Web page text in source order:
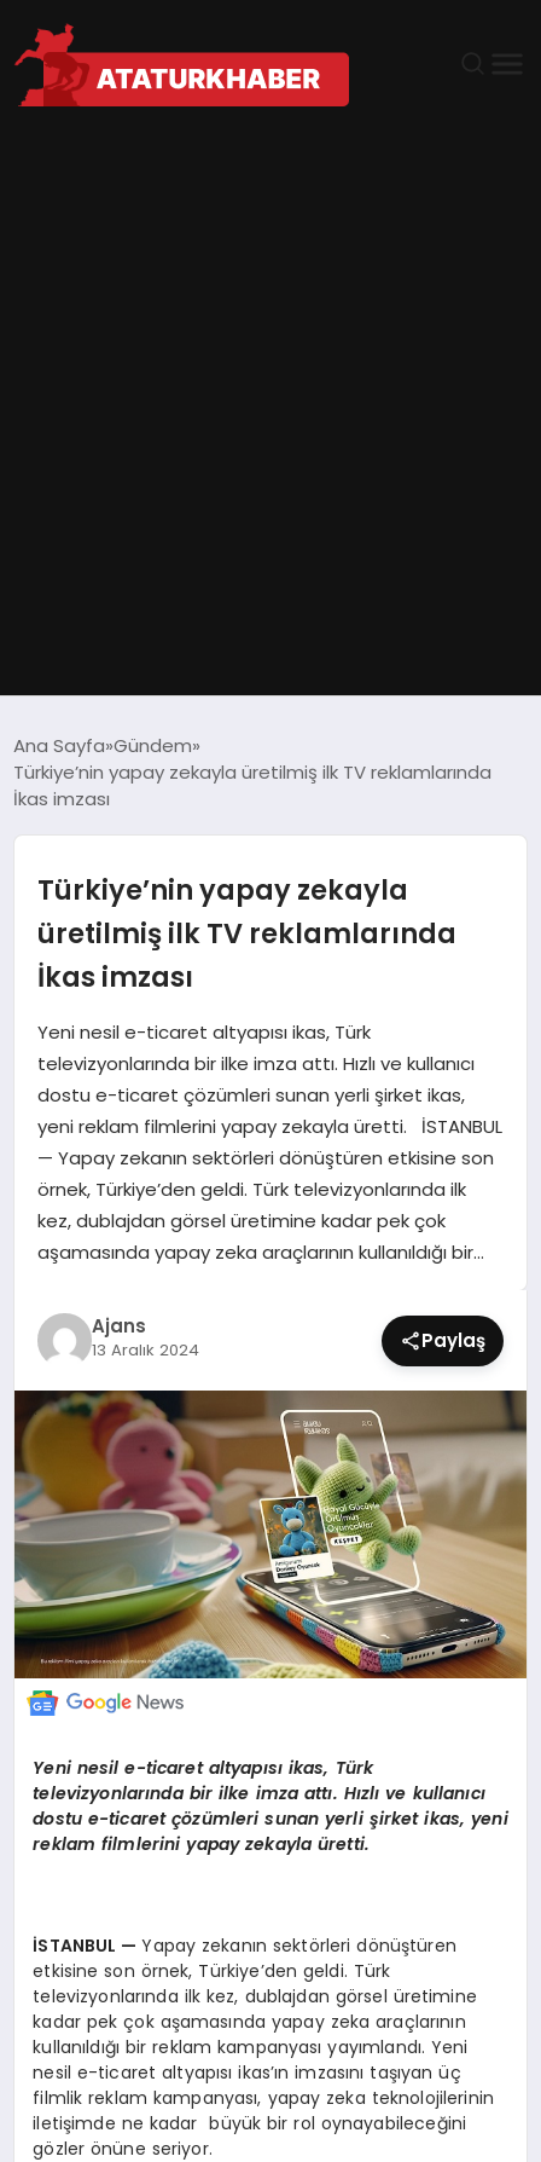
DÜNYA
EKONOMI
MAGAZIN
SAĞLIK
SIYASET
SPOR
TEKNOLOJI
Ana Sayfa Gündem
Türkiye’nin yapay zekayla üretilmiş ilk TV reklamlarında
İkas imzası
Türkiye’nin yapay zekayla
üretilmiş ilk TV reklamlarında
İkas imzası
Yeni nesil e-ticaret altyapısı ikas, Türk
televizyonlarında bir ilke imza attı. Hızlı ve kullanıcı
dostu e-ticaret çözümleri sunan yerli şirket ikas,
yeni reklam filmlerini yapay zekayla üretti. İSTANBUL
— Yapay zekanın sektörleri dönüştüren etkisine son
örnek, Türkiye’den geldi. Türk televizyonlarında ilk
kez, dublajdan görsel üretimine kadar pek çok
aşamasında yapay zeka araçlarının kullanıldığı bir…
Ajans
13 Aralık 2024 Paylaş
Yeni nesil e-ticaret altyapısı ikas, Türk
televizyonlarında bir ilke imza attı. Hızlı ve kullanıcı
dostu e-ticaret çözümleri sunan yerli şirket ikas, yeni
reklam filmlerini yapay zekayla üretti.
İSTANBUL —Yapay zekanın sektörleri dönüştüren
etkisine son örnek, Türkiye’den geldi. Türk
televizyonlarında ilk kez, dublajdan görsel üretimine
kadar pek çok aşamasında yapay zeka araçlarının
kullanıldığı bir reklam kampanyası yayımlandı. Yeni
nesil e-ticaret altyapısı ikas’ın imzasını taşıyan üç
filmlik reklam kampanyası, yapay zeka teknolojilerinin
iletişimde ne kadar büyük bir rol oynayabileceğini
gözler önüne seriyor.